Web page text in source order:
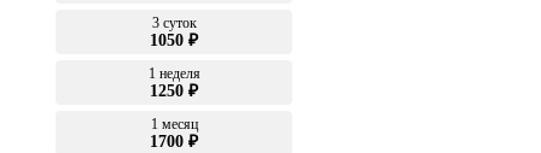
3 суток
1050 ₽
1 неделя
1250 ₽
1 месяц
1700 ₽